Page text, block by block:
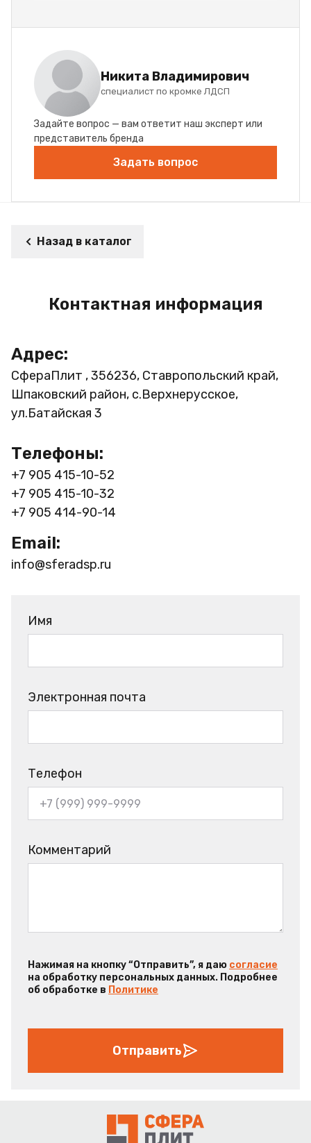
Никита Владимирович
специалист по кромке ЛДСП
Задайте вопрос — вам ответит наш эксперт или
представитель бренда
Задать вопрос
Назад в каталог
Контактная информация
Адрес:
СфераПлит , 356236, Ставропольский край,
Шпаковский район, с.Верхнерусское,
ул.Батайская 3
Телефоны:
+7 905 415-10-52
+7 905 415-10-32
+7 905 414-90-14
Email:
info@sferadsp.ru
Имя
Электронная почта
Телефон
Комментарий
Нажимая на кнопку “Отправить”, я даю согласие
на обработку персональных данных. Подробнее
об обработке в Политике
Отправить